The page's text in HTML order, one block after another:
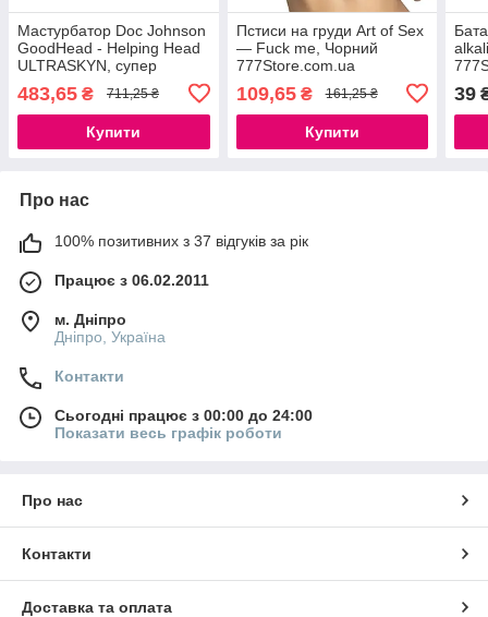
Мастурбатор Doc Johnson
GoodHead - Helping Head
ULTRASKYN, супер
помогалочка для мінету
777Store.com.ua
483,65 ₴ 711,25 ₴
Купити
Пстиси на груди Art of Sex
— Fuck me, Чорний
777Store.com.ua
109,65₴ 161,25 ₴
Купити
39
Про нас
100% позитивних з 37 відгуків за рік
Працює з 06.02.2011
м. Дніпро
Дніпро, Україна
Контакти
Сьогодні працює з 00:00 до 24:00
Показати весь графік роботи
Про нас
Контакти
Доставка та оплата